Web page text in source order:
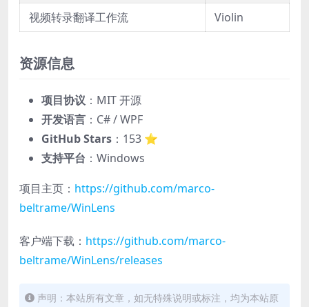
视频转录翻译工作流
Violin
资源信息
项目协议 ：MIT 开源
开发语言 ：C# / WPF
GitHub Stars ：153 ⭐
支持平台 ：Windows
项目主页： https://github.com/marco-
beltrame/WinLens
客户端下载： https://github.com/marco-
beltrame/WinLens/releases
声明：本站所有文章，如无特殊说明或标注，均为本站原